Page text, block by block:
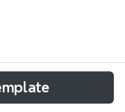
自由の定義、そし
た包括的な自己啓